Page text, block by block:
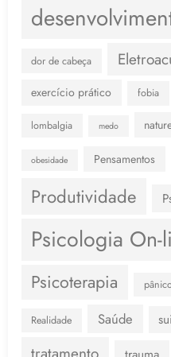
dor de cabeça
exercício prático fobia
lombalgia medo
obesidade Pensamentos
Produtividade
Psicologia On-
Psicoterapia
Realidade Saúde